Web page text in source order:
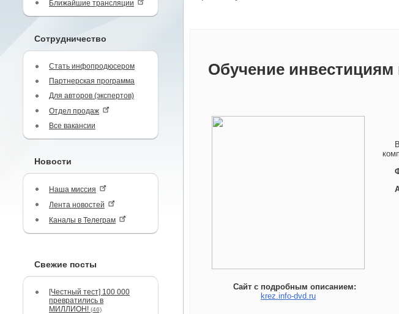
Ближайшие трансляции
Сотрудничество
Стать инфопродюсером
Партнерская программа
Для авторов (экспертов)
Отдел продаж
Все вакансии
Новости
Наша миссия
Лента новостей
Каналы в Телеграм
Свежие посты
[Честный тест] 100 000
превратились в
МИЛЛИОН! (46)
Обучение
Сайт с подробным описанием:
krez.info-dvd.ru